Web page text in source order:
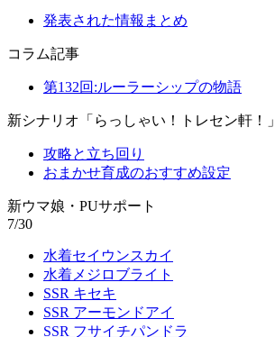
発表された情報まとめ
コラム記事
第132回:ルーラーシップの物語
新シナリオ「らっしゃい！トレセン軒！」
攻略と立ち回り
おまかせ育成のおすすめ設定
新ウマ娘・PUサポート
7/30
水着セイウンスカイ
水着メジロブライト
SSR キセキ
SSR アーモンドアイ
SSR フサイチパンドラ